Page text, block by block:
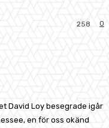
0
258
David Loy besegrade igår
en för oss okänd